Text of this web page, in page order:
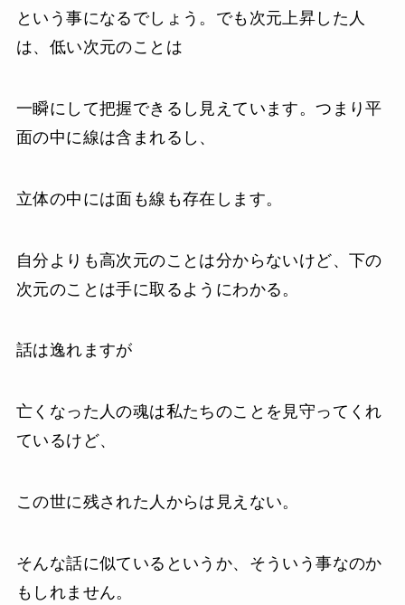
という事になるでしょう。でも次元上昇した人
は、低い次元のことは
一瞬にして把握できるし見えています。つまり平
面の中に線は含まれるし、
立体の中には面も線も存在します。
自分よりも高次元のことは分からないけど、下の
次元のことは手に取るようにわかる。
話は逸れますが
亡くなった人の魂は私たちのことを見守ってくれ
ているけど、
この世に残された人からは見えない。
そんな話に似ているというか、そういう事なのか
もしれません。